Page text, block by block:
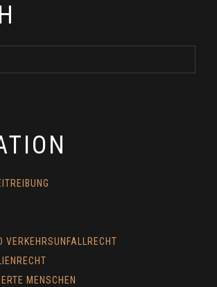
VERKEHRSUNFALLRECHT
MENSCHEN